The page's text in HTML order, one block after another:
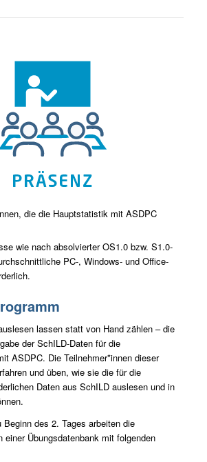
die die Hauptstatistik mit ASDPC
wie nach absolvierter OS1.0 bzw. S1.0-
PC-, Windows- und Office-
lassen statt von Hand zählen – die
der SchILD-Daten für die
ASDPC. Die Teilnehmer*innen dieser
und üben, wie sie die für die
Daten aus SchILD auslesen und in
des 2. Tages arbeiten die
einer Übungsdatenbank mit folgenden